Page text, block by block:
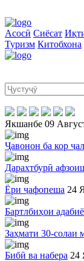
Асосӣ Сиёсат
Туризм Китобхона
Якшанбе 09
Ҷавонон ба кор
Дарахтбурӣ
Ёри ҷафопеша 24
Бартлбиҳои
Заҳмати 30-солаи
Бибӣ ва набера 24